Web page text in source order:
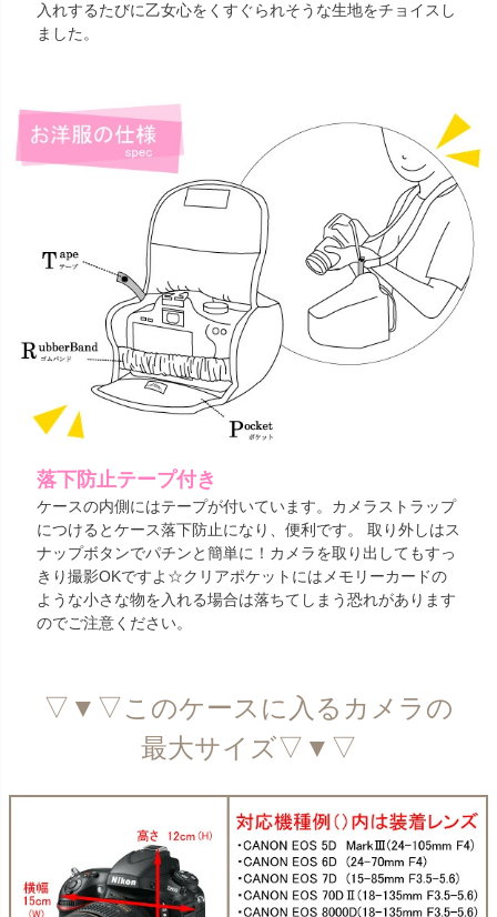
入れするたびに乙女心をくすぐられそうな生地をチョイスし
ました。
落下防止テープ付き
ケースの内側にはテープが付いています。カメラストラップ
につけるとケース落下防止になり、便利です。 取り外しはス
ナップボタンでパチンと簡単に！カメラを取り出してもすっ
きり撮影OKですよ☆クリアポケットにはメモリーカードの
ような小さな物を入れる場合は落ちてしまう恐れがあります
のでご注意ください。
▽▼▽このケースに入るカメラの
最大サイズ▽▼▽